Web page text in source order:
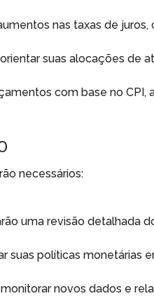
nas taxas de
suas alocações de
com base no CPI,
necessários:
uma revisão detalhada
suas políticas monetárias
novos dados e